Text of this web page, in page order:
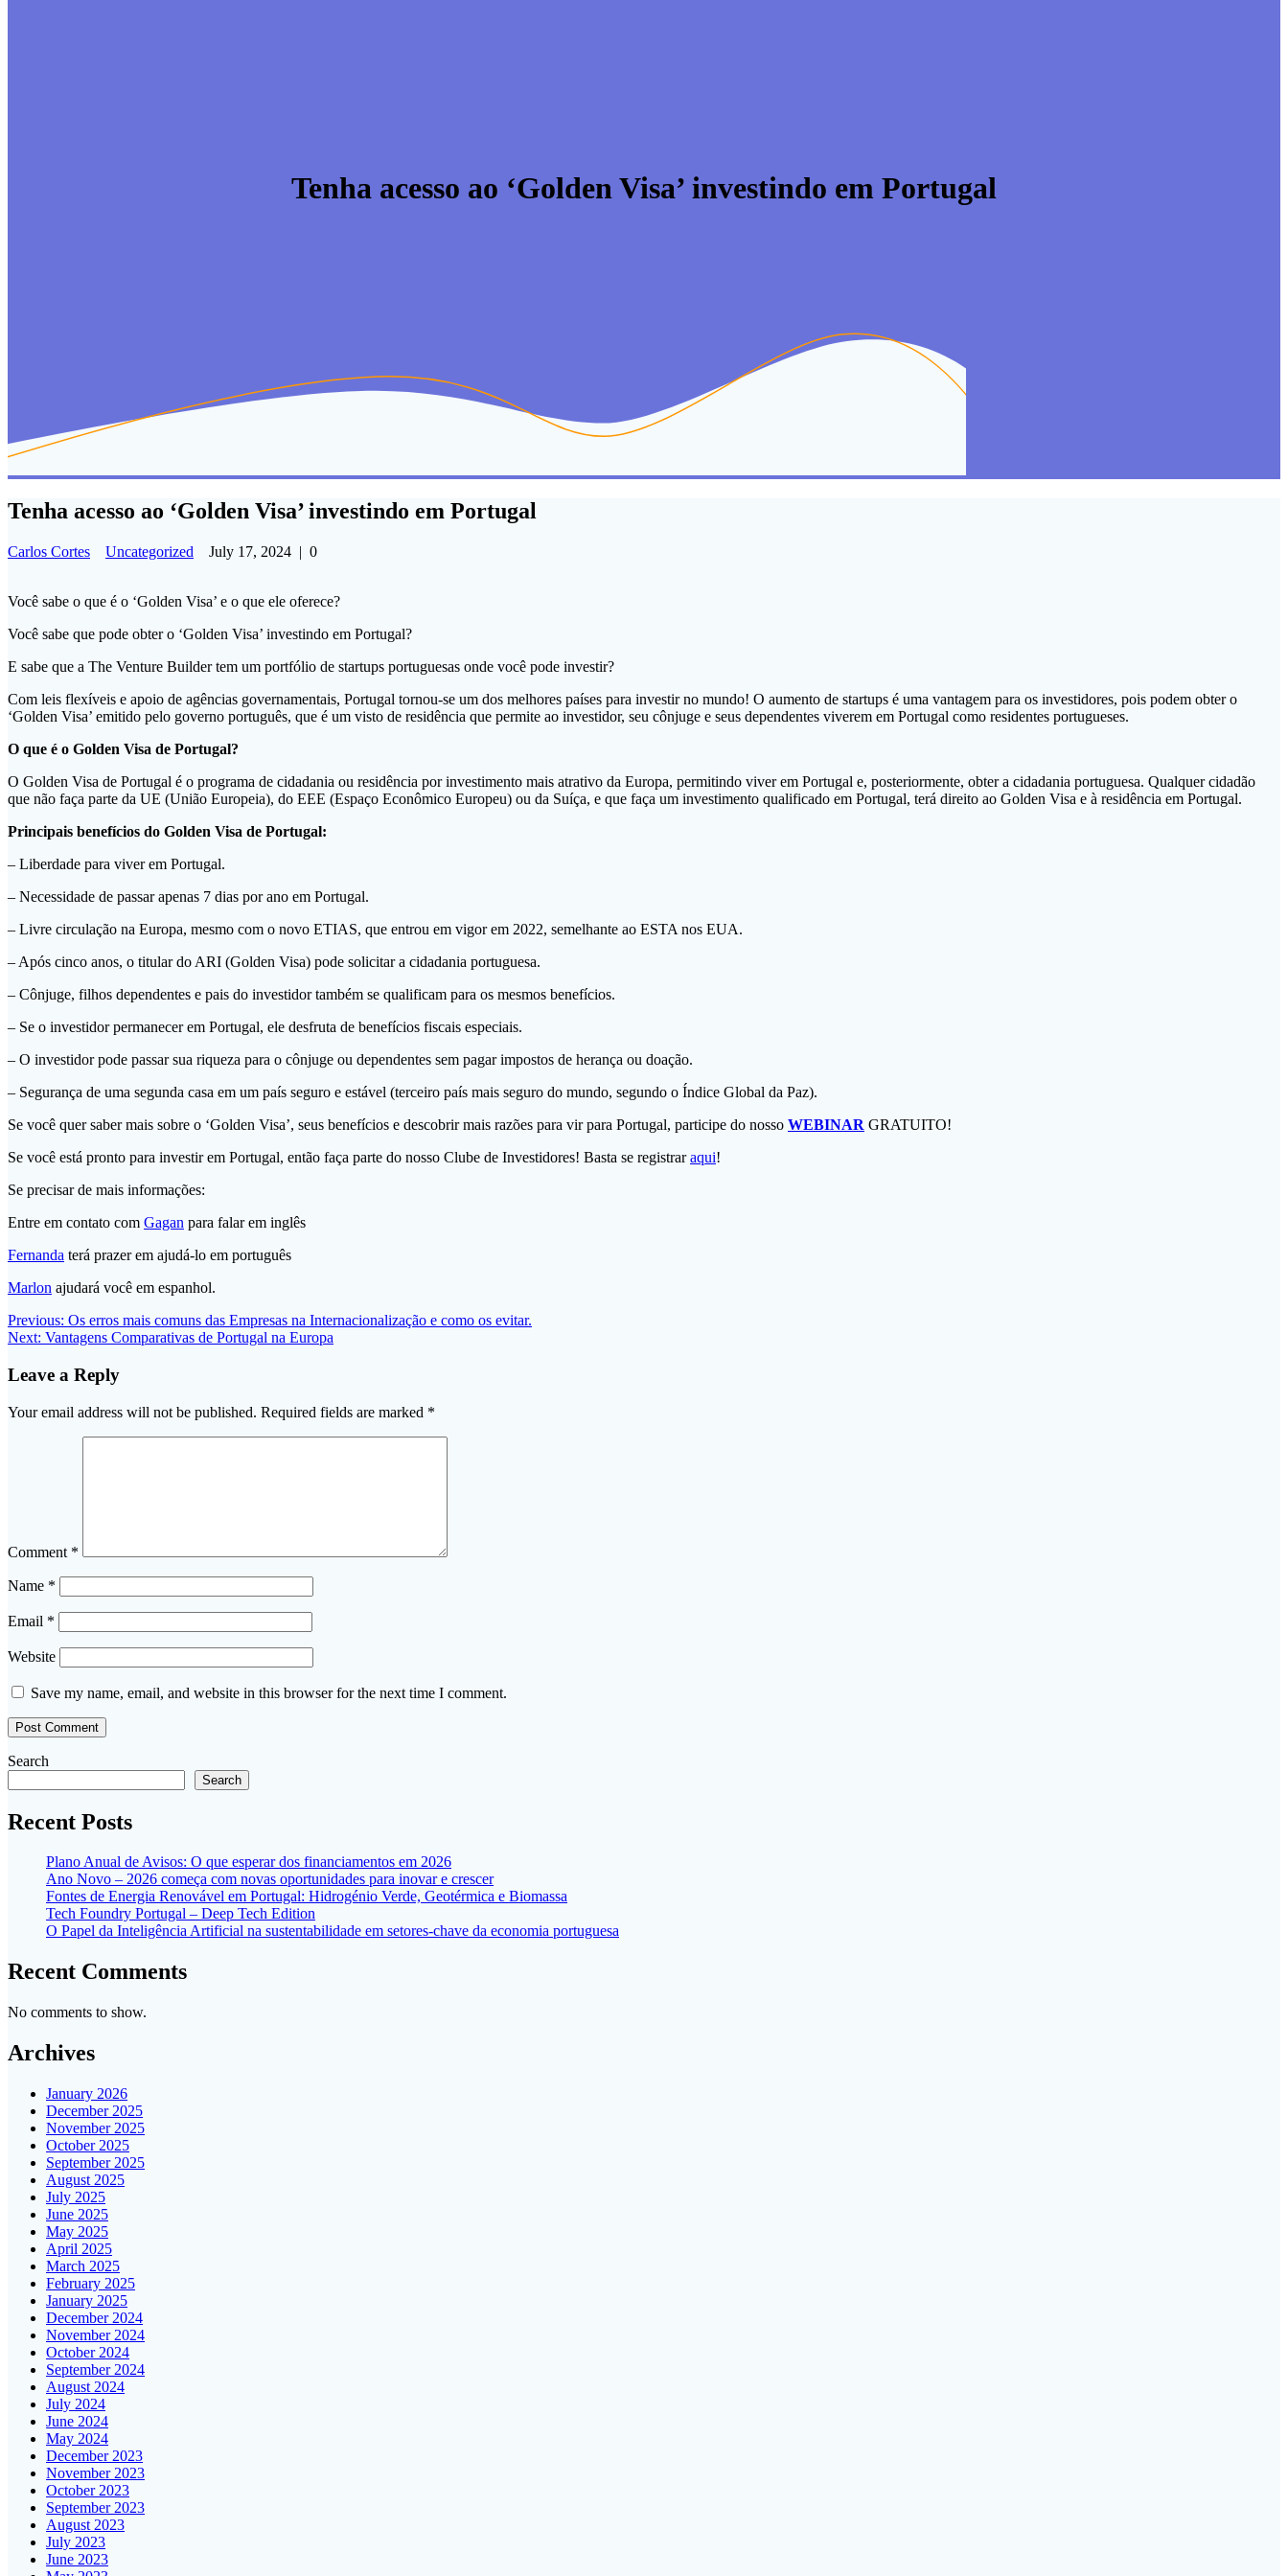
Tenha acesso ao ‘Golden Visa’ investindo em Portugal
Tenha acesso ao ‘Golden Visa’ investindo em Portugal
Carlos Cortes Uncategorized July 17, 2024 | 0
Você sabe o que é o ‘Golden Visa’ e o que ele oferece?
Você sabe que pode obter o ‘Golden Visa’ investindo em Portugal?
E sabe que a The Venture Builder tem um portfólio de startups portuguesas onde você pode investir?
Com leis flexíveis e apoio de agências governamentais, Portugal tornou-se um dos melhores países para investir no mundo! O aumento de startups é uma vantagem para os investidores, pois podem obter o
‘Golden Visa’ emitido pelo governo português, que é um visto de residência que permite ao investidor, seu cônjuge e seus dependentes viverem em Portugal como residentes portugueses.
O que é o Golden Visa de Portugal?
O Golden Visa de Portugal é o programa de cidadania ou residência por investimento mais atrativo da Europa, permitindo viver em Portugal e, posteriormente, obter a cidadania portuguesa. Qualquer cidadão
que não faça parte da UE (União Europeia), do EEE (Espaço Econômico Europeu) ou da Suíça, e que faça um investimento qualificado em Portugal, terá direito ao Golden Visa e à residência em Portugal.
Principais benefícios do Golden Visa de Portugal:
– Liberdade para viver em Portugal.
– Necessidade de passar apenas 7 dias por ano em Portugal.
– Livre circulação na Europa, mesmo com o novo ETIAS, que entrou em vigor em 2022, semelhante ao ESTA nos EUA.
– Após cinco anos, o titular do ARI (Golden Visa) pode solicitar a cidadania portuguesa.
– Cônjuge, filhos dependentes e pais do investidor também se qualificam para os mesmos benefícios.
– Se o investidor permanecer em Portugal, ele desfruta de benefícios fiscais especiais.
– O investidor pode passar sua riqueza para o cônjuge ou dependentes sem pagar impostos de herança ou doação.
– Segurança de uma segunda casa em um país seguro e estável (terceiro país mais seguro do mundo, segundo o Índice Global da Paz).
Se você quer saber mais sobre o ‘Golden Visa’, seus benefícios e descobrir mais razões para vir para Portugal, participe do nosso WEBINAR GRATUITO!
Se você está pronto para investir em Portugal, então faça parte do nosso Clube de Investidores! Basta se registraraqui!
Se precisar de mais informações:
Entre em contato com Gagan para falar em inglês
Fernanda terá prazer em ajudá-lo em português
Marlon ajudará você em espanhol.
Post
navigation
Previous: Previous
post:
Os erros mais comuns das Empresas na Internacionalização e como os evitar.
Next: Next
Vantagens Comparativas de Portugal na Europa
Leave a Reply
Your email address will not be published. Required fields are marked *
Comment *
Name *
Email *
Website
Save my name, email, and website in this browser for the next time I comment.
Search
Search
Recent Posts
Plano Anual de Avisos: O que esperar dos financiamentos em 2026
Ano Novo – 2026 começa com novas oportunidades para inovar e crescer
Fontes de Energia Renovável em Portugal: Hidrogénio Verde, Geotérmica e Biomassa
Tech Foundry Portugal – Deep Tech Edition
O Papel da Inteligência Artificial na sustentabilidade em setores-chave da economia portuguesa
Recent Comments
No comments to show.
Archives
January 2026
December 2025
November 2025
October 2025
September 2025
August 2025
July 2025
June 2025
May 2025
April 2025
March 2025
February 2025
January 2025
December 2024
November 2024
October 2024
September 2024
August 2024
July 2024
June 2024
May 2024
December 2023
November 2023
October 2023
September 2023
August 2023
July 2023
June 2023